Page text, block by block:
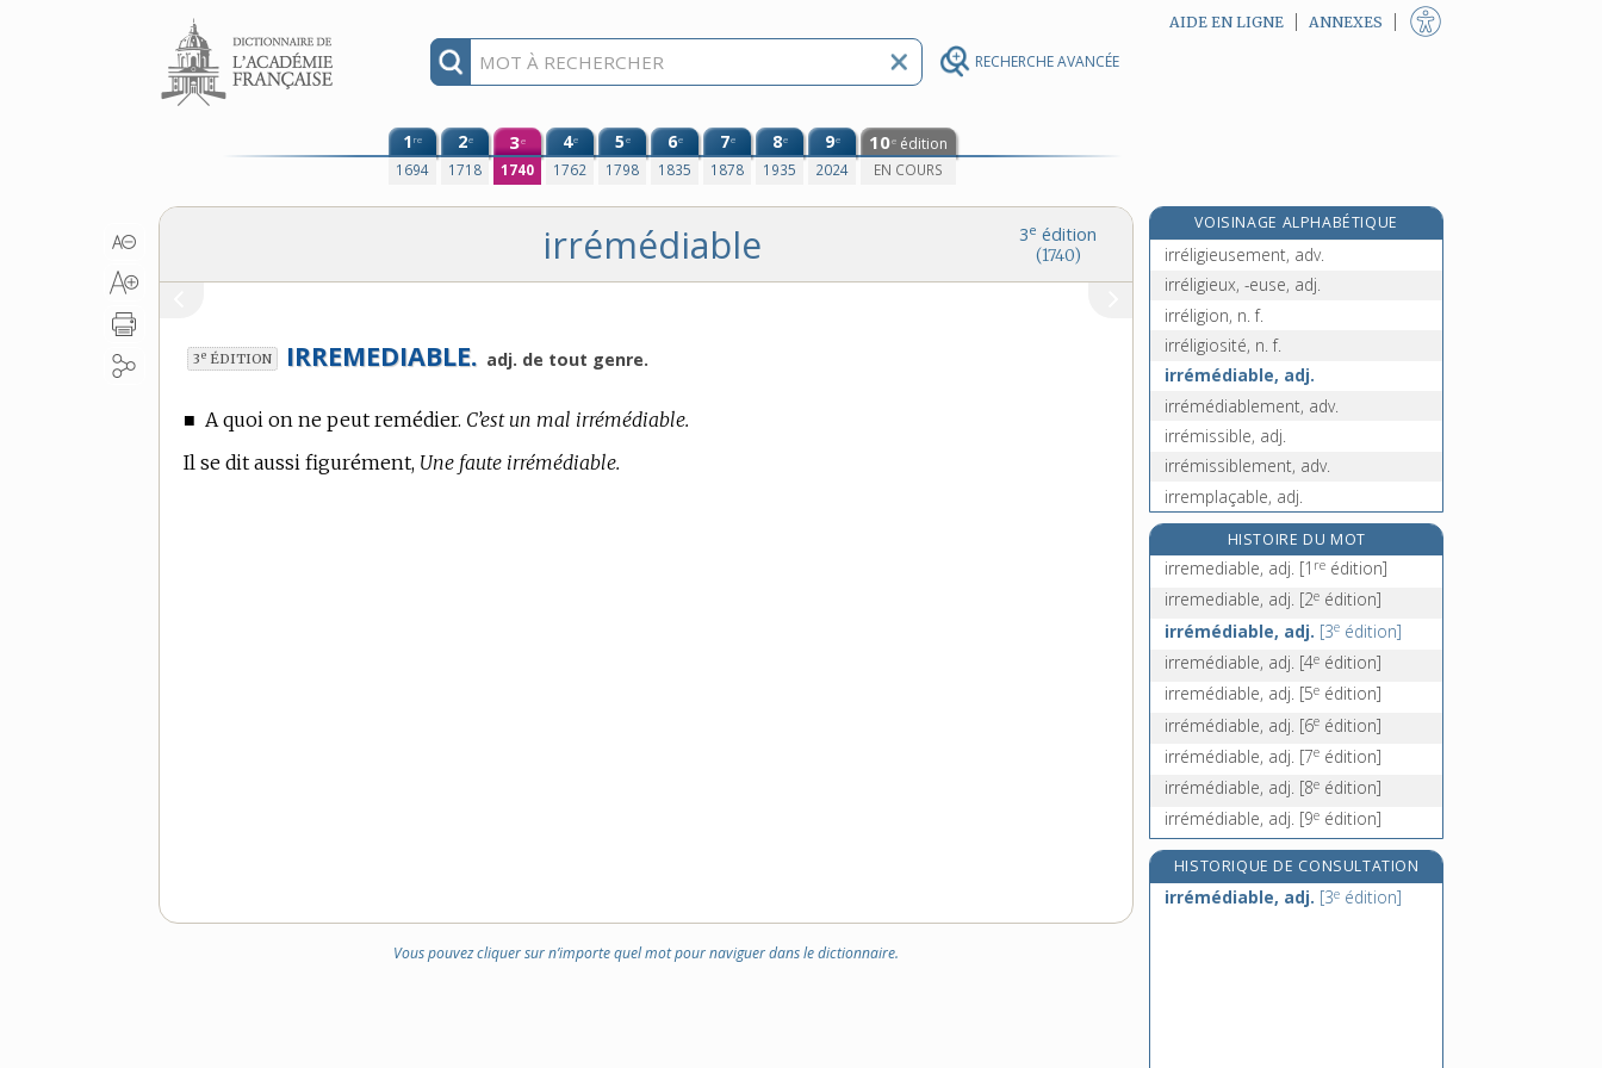
RECHERCHE AVANCÉE
Aller au contenu AIDE EN LIGNE ANNEXES
1re
1694
2e
1718
3e
1740
4e
1762
5e
1798
6e
1835
7e
1878
8e
1935
9e
2024
10e édition
EN COURS
3e édition
(1740)
irrémédiable
3e ÉDITION IRREMEDIABLE. adj. de tout genre.
■ A quoi on ne peut remédier. C’est un mal irrémédiable.
Il se dit aussi figurément, Une faute irrémédiable.
Vous pouvez cliquer sur n’importe quel mot pour naviguer dans le dictionnaire.
VOISINAGE ALPHABÉTIQUE
irrégulièrement, adv.
irréligieusement, adv.
irréligieux, -euse, adj.
irréligion, n. f.
irréligiosité, n. f.
irrémédiable, adj.
irrémédiablement, adv.
irrémissible, adj.
irrémissiblement, adv.
irremplaçable, adj.
irréparable, adj.
irréparablement, adv.
irrépréhensiblement, adv.
[5eédition]
irrépressible, adj.
HISTOIRE DU MOT
irremediable, adj. [1 re édition]
irremediable, adj. [2e édition]
irrémédiable, adj. [3e édition]
irremédiable, adj. [4e édition]
irremédiable, adj. [5e édition]
irrémédiable, adj. [6e édition]
irrémédiable, adj. [7e édition]
irrémédiable, adj. [8e édition]
irrémédiable, adj. [9e édition]
HISTORIQUE DE CONSULTATION
irrémédiable, adj. [3e édition]